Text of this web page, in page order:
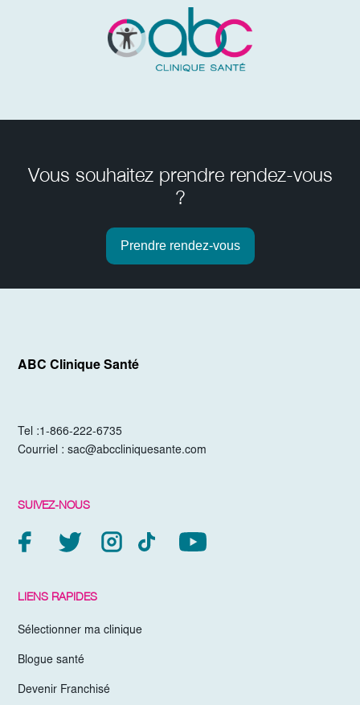
Vous souhaitez prendre rendez-vous
?
Prendre rendez-vous
ABC Clinique Santé
Tel :1-866-222-6735
Courriel :sac@abccliniquesante.com
SUIVEZ-NOUS
LIENS RAPIDES
Sélectionner ma clinique
Blogue santé
Devenir Franchisé